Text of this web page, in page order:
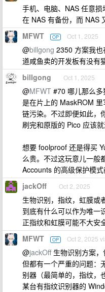
手机、电脑、NAS 任意
在 NAS 有备份，而 NAS
MFWT OP Oct 1, 2025
@billgong 2350 方案我
道咸鱼卖的开发板有没有
billgong Oct 1, 2025
@MFWT #70 哪儿那么
是在片上的 MaskROM
链污染。不过即便如此，
刷完和原版的 Pico 应该就
想要 foolproof 还是得买
么贵。不过这玩意儿一般
Accounts 的高级保护模式
jackOff Oct 2, 2025
生物识别，指纹，虹膜或
到底有什么可以作为唯一
正指纹和虹膜可能不大安
MFWT OP Oct 2, 2025
@jackOff生物识别方案，
但都有一个严重的问题：
别器（最简单的，指纹，
某台有指纹识别器的